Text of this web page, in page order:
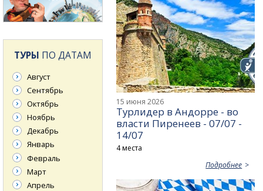
15 июня 2026
Турлидер в Андорре - во
власти Пиренеев - 07/07 -
14/07
4 места
Подробнее
ТУРЫ ПО ДАТАМ
Август
Сентябрь
Октябрь
Ноябрь
Декабрь
Январь
Февраль
Март
Апрель